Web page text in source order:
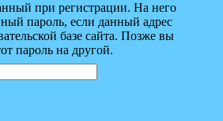
при регистрации. На него
пароль, если данный адрес
базе сайта. Позже вы
пароль на другой.